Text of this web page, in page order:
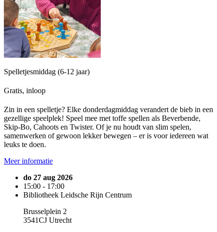
Spelletjesmiddag (6-12 jaar)
Gratis, inloop
Zin in een spelletje? Elke donderdagmiddag verandert de bieb in een
gezellige speelplek! Speel mee met toffe spellen als Beverbende,
Skip-Bo, Cahoots en Twister. Of je nu houdt van slim spelen,
samenwerken of gewoon lekker bewegen – er is voor iedereen wat
leuks te doen.
Meer informatie
do 27 aug 2026
15:00 - 17:00
Bibliotheek Leidsche Rijn Centrum
Brusselplein 2
3541CJ Utrecht